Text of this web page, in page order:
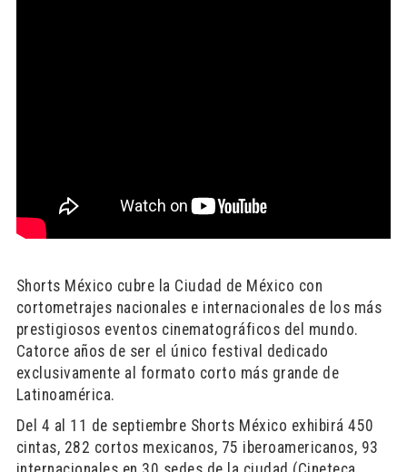
Shorts México cubre la Ciudad de México con
cortometrajes nacionales e internacionales de los más
prestigiosos eventos cinematográficos del mundo.
Catorce años de ser el único festival dedicado
exclusivamente al formato corto más grande de
Latinoamérica.
Del 4 al 11 de septiembre Shorts México exhibirá 450
cintas, 282 cortos mexicanos, 75 iberoamericanos, 93